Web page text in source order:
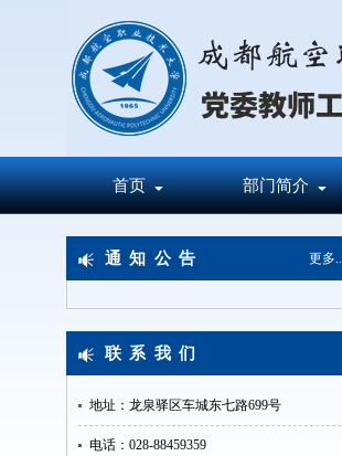
首页 部门简介
更多..
通知公告
联系我们
地址：龙泉驿区车城东七路699号
电话：028-88459359